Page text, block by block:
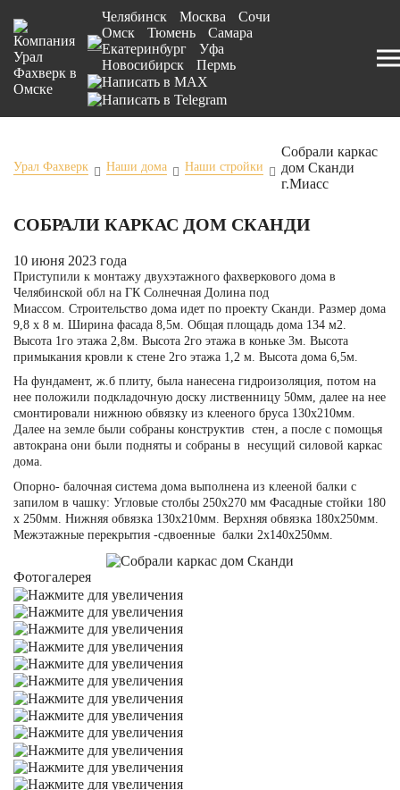
Челябинск Москва
Сочи
Омск
Тюмень
Самара
Екатеринбург
Уфа
Новосибирск
Пермь
Урал Фахверк Наши дома Наши стройки
Собрали каркас
дом Сканди
г.Миасс
СОБРАЛИ КАРКАС ДОМ СКАНДИ
10 июня 2023 года
Приступили к монтажу двухэтажного фахверкового дома в
Челябинской обл на ГК Солнечная Долина под
Миассом. Строительство дома идет по проекту Сканди . Размер дома
9,8 х 8 м. Ширина фасада 8,5м. Общая площадь дома 134 м2.
Высота 1го этажа 2,8м. Высота 2го этажа в коньке 3м. Высота
примыкания кровли к стене 2го этажа 1,2 м. Высота дома 6,5м.
На фундамент, ж.б плиту, была нанесена гидроизоляция, потом на
нее положили подкладочную доску лиственницу 50мм, далее на нее
смонтировали нижнюю обвязку из клееного бруса 130х210мм.
Далее на земле были собраны конструктив стен, а после с помощья
автокрана они были подняты и собраны в несущий силовой каркас
дома.
Опорно- балочная система дома выполнена из клееной балки с
запилом в чашку: Угловые столбы 250х270 мм Фасадные стойки 180
х 250мм. Нижняя обвязка 130х210мм. Верхняя обвязка 180х250мм.
Межэтажные перекрытия -сдвоенные балки 2х140х250мм.
Фотогалерея